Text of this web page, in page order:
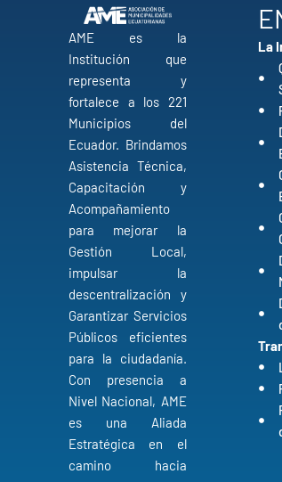
AME es la
Institución que
representa y
fortalece a los 221
Municipios del
Ecuador. Brindamos
Asistencia Técnica,
Capacitación y
Acompañamiento
para mejorar la
Gestión Local,
impulsar la
descentralización y
Garantizar Servicios
Públicos eficientes
para la ciudadanía.
Con presencia a
Nivel Nacional, AME
es una Aliada
Estratégica en el
camino hacia
La